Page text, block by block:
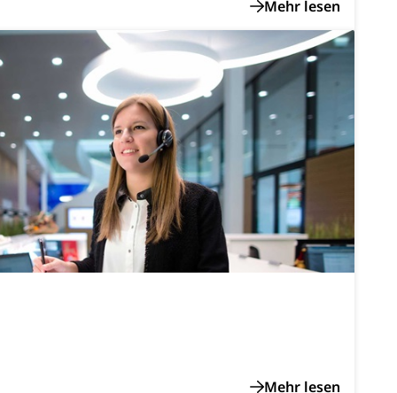
Dienstverweigerer, Militärdienstverweigerung,
Betriebe, Alarmierung, Sirenentest